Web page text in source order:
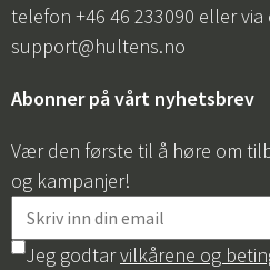
telefon +46 46 233090 eller via
support@hultens.no
Abonner på vårt nyhetsbrev
Vær den første til å høre om
og kampanjer!
Jeg godtarvilkårene og